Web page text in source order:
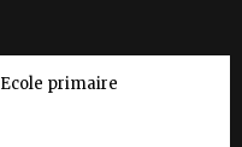
Ecole primaire